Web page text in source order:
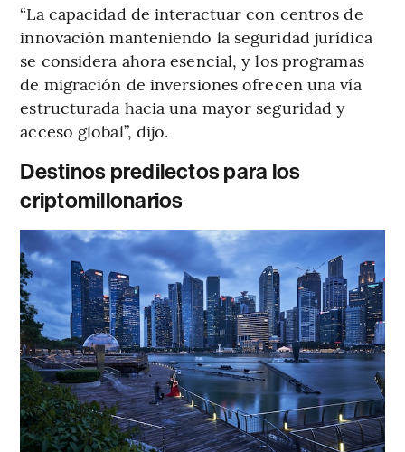
“La capacidad de interactuar con centros de
innovación manteniendo la seguridad jurídica
se considera ahora esencial, y los programas
de migración de inversiones ofrecen una vía
estructurada hacia una mayor seguridad y
acceso global”, dijo.
Destinos predilectos para los
criptomillonarios